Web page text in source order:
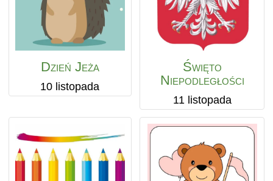
Dzień Jeża
10 listopada
Święto
Niepodległości
11 listopada